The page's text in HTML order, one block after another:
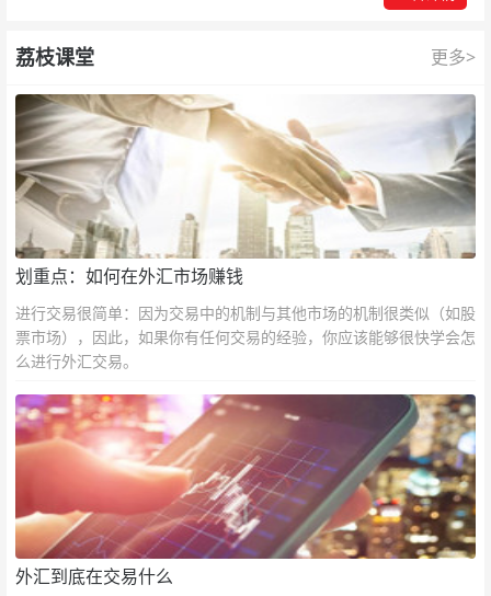
荔枝课堂 更多>
划重点：如何在外汇市场赚钱
进行交易很简单：因为交易中的机制与其他市场的机制很类似（如股
票市场），因此，如果你有任何交易的经验，你应该能够很快学会怎
么进行外汇交易。
外汇到底在交易什么